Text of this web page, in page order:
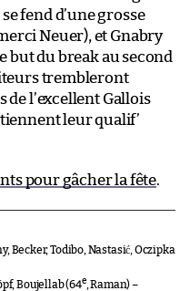
fend d’une grosse
Neuer), et Gnabry
but du break au second
trembleront
de l’excellent Gallois
tiennent leur qualif’
pour gâcher la fête.
Becker, Todibo, Nastasić, Oczipka
Boujellab (64e, Raman) –